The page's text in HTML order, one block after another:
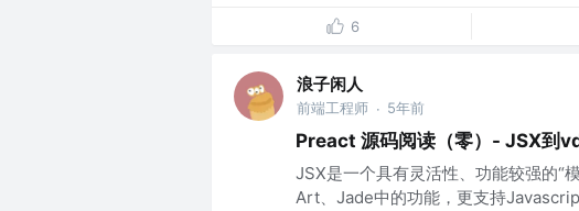
6
浪子闲人
前端工程师 · 5年前
Preact 源码阅读（零）- JSX到
JSX是一个具有灵活性、功能较强的“
Art、Jade中的功能，更支持